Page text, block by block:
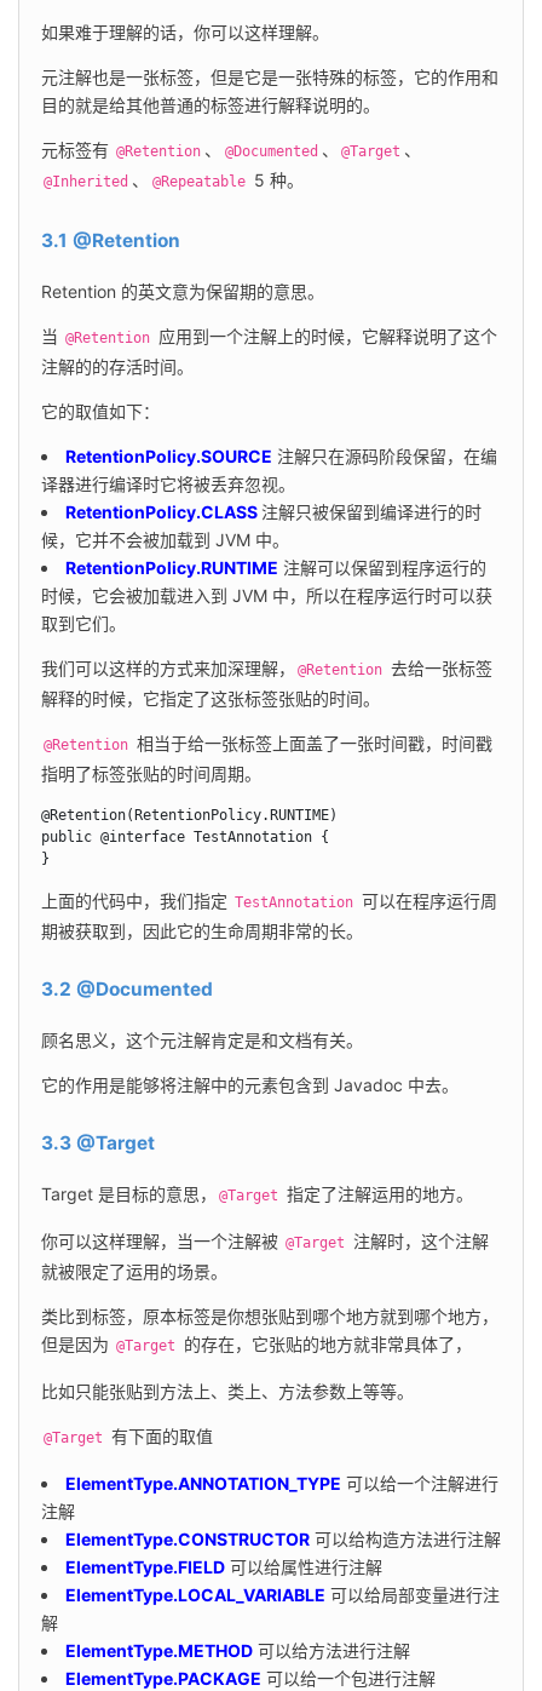
如果难于理解的话，你可以这样理解。
元注解也是一张标签，但是它是一张特殊的标签，它的作用和
目的就是给其他普通的标签进行解释说明的。
元标签有 @Retention 、 @Documented 、 @Target 、
@Inherited 、 @Repeatable 5 种。
3.1 @Retention
Retention 的英文意为保留期的意思。
当 @Retention 应用到一个注解上的时候，它解释说明了这个
注解的的存活时间。
它的取值如下：
RetentionPolicy.SOURCE 注解只在源码阶段保留，在编
译器进行编译时它将被丢弃忽视。
RetentionPolicy.CLASS 注解只被保留到编译进行的时
候，它并不会被加载到 JVM 中。
RetentionPolicy.RUNTIME 注解可以保留到程序运行的
时候，它会被加载进入到 JVM 中，所以在程序运行时可以获
取到它们。
我们可以这样的方式来加深理解， @Retention 去给一张标签
解释的时候，它指定了这张标签张贴的时间。
@Retention 相当于给一张标签上面盖了一张时间戳，时间戳
指明了标签张贴的时间周期。
@Retention(RetentionPolicy.RUNTIME)
public @interface TestAnnotation {
}
上面的代码中，我们指定 TestAnnotation 可以在程序运行周
期被获取到，因此它的生命周期非常的长。
3.2 @Documented
顾名思义，这个元注解肯定是和文档有关。
它的作用是能够将注解中的元素包含到 Javadoc 中去。
3.3 @Target
Target 是目标的意思， @Target 指定了注解运用的地方。
你可以这样理解，当一个注解被 @Target
注解时，这个注解
就被限定了运用的场景。
类比到标签，原本标签是你想张贴到哪个地方就到哪个地方，
但是因为 @Target 的存在，它张贴的地方就非常具体了，
比如只能张贴到方法上、类上、方法参数上等等。
@Target 有下面的取值
ElementType.ANNOTATION_TYPE 可以给一个注解进行
注解
ElementType.CONSTRUCTOR可以给构造方法进行注解
ElementType.FIELD可以给属性进行注解
ElementType.LOCAL_VARIABLE 可以给局部变量进行注
解
ElementType.METHOD可以给方法进行注解
ElementType.PACKAGE 可以给一个包进行注解